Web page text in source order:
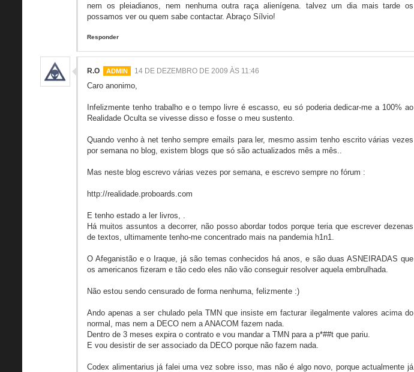
nem os pleiadianos, nem nenhuma outra raça alienígena. talvez um dia mais tarde os
possamos ver ou quem sabe contactar. Abraço Sílvio!
Responder
R.O 14 DE DEZEMBRO DE 2009 ÀS 11:46
Caro anonimo,
Infelizmente tenho trabalho e o tempo livre é escasso, eu só poderia dedicar-me a 100% ao
Realidade Oculta se vivesse disso e fosse o meu sustento.
Quando venho à net tenho sempre emails para ler, mesmo assim tenho escrito várias vezes
por semana no blog, existem blogs que só são actualizados mês a mês..
Mas neste blog escrevo várias vezes por semana, e escrevo sempre no fórum :
http://realidade.proboards.com
E tenho estado a ler livros, .
Há muitos assuntos a decorrer, não posso abordar todos porque teria que escrever dezenas
de textos, ultimamente tenho-me concentrado mais na pandemia h1n1.
O Afeganistão e o Iraque, já são temas conhecidos há anos, e são duas ASNEIRADAS que
os americanos fizeram e tão cedo eles não vão conseguir resolver aquela embrulhada.
Não estou sendo censurado de forma nenhuma, felizmente :)
Ando apenas a ser chulado pela TMN que insiste em facturar ilegalmente valores acima do
normal, mas nem a DECO nem a ANACOM fazem nada.
Dentro de 3 meses expira o contrato e vou mandar a TMN para a p*##t que pariu.
E vou desistir de ser associado da DECO porque não fazem nada.
Codex alimentarius já falei uma vez sobre isso, mas não é algo novo, porque actualmente já